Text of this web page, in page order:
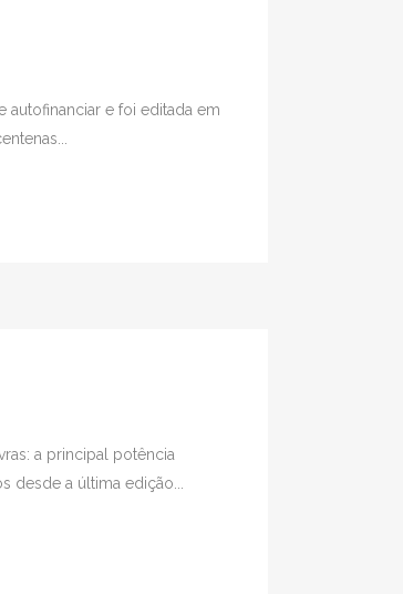
e foi editada em
a principal potência
a última edição...